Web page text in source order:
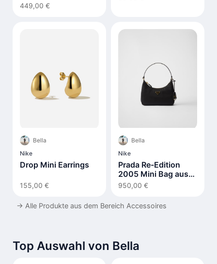
449,00 €
Bella
Nike
Drop Mini Earrings
155,00 €
Bella
Nike
Prada Re-Edition
2005 Mini Bag aus
Re-Nylon
950,00 €
→ Alle Produkte aus dem Bereich Accessoires
Top Auswahl von Bella